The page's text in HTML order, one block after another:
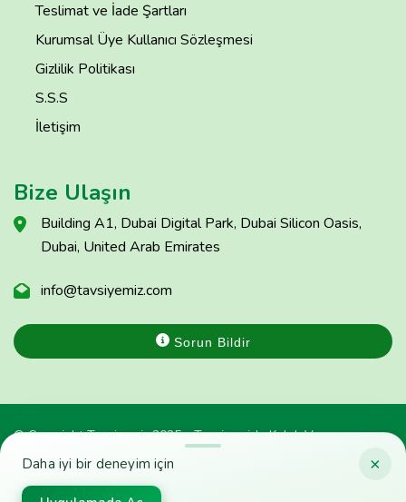
×
Daha iyi bir deneyim için
Teslimat ve İade Şartları
Kurumsal Üye Kullanıcı Sözleşmesi
Gizlilik Politikası
S.S.S
İletişim
Bize Ulaşın
Building A1, Dubai Digital Park, Dubai Silicon Oasis,
Dubai, United Arab Emirates
info@tavsiyemiz.com
Sorun Bildir
© Copyright Tavsiyemiz 2025 - Tavsiyemiz'e Kulak Ver